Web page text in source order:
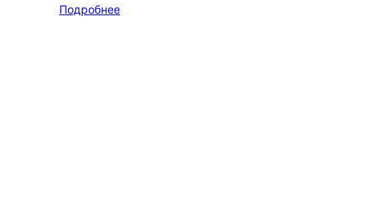
Подробнее